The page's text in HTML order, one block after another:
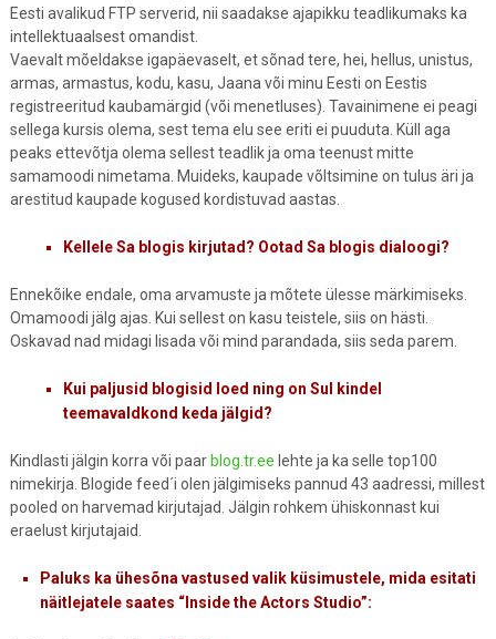
Eesti avalikud FTP serverid, nii saadakse ajapikku teadlikumaks ka
intellektuaalsest omandist.
Vaevalt mõeldakse igapäevaselt, et sõnad tere, hei, hellus, unistus,
armas, armastus, kodu, kasu, Jaana või minu Eesti on Eestis
registreeritud kaubamärgid (või menetluses). Tavainimene ei peagi
sellega kursis olema, sest tema elu see eriti ei puuduta. Küll aga
peaks ettevõtja olema sellest teadlik ja oma teenust mitte
samamoodi nimetama. Muideks, kaupade võltsimine on tulus äri ja
arestitud kaupade kogused kordistuvad aastas.
Kellele Sa blogis kirjutad? Ootad Sa blogis dialoogi?
Ennekõike endale, oma arvamuste ja mõtete ülesse märkimiseks.
Omamoodi jälg ajas. Kui sellest on kasu teistele, siis on hästi.
Oskavad nad midagi lisada või mind parandada, siis seda parem.
Kui paljusid blogisid loed ning on Sul kindel
teemavaldkond keda jälgid?
Kindlasti jälgin korra või paar blog.tr.ee lehte ja ka selle top100
nimekirja. Blogide feed´i olen jälgimiseks pannud 43 aadressi, millest
pooled on harvemad kirjutajad. Jälgin rohkem ühiskonnast kui
eraelust kirjutajaid.
Paluks ka ühesõna vastused valik küsimustele, mida esitati
näitlejatele saates “Inside the Actors Studio”: